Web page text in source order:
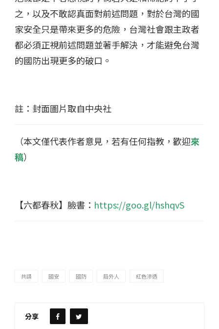
之，以及不敢認真面對前述問題，對於台灣的國
家安全只是帶來更多的危險，台灣社會跟主政者
都必須正視前述問題並著手解決，才能避免台灣
的國防出現更多的破口。
註：封面圖片取自中央社
（本文僅代表作者意見，若有任何指教，歡迎來
稿）
【六都春秋】臉書： https://goo.gl/hshqvS
共諜 國安 國防 局外人 紅色滲透
分享